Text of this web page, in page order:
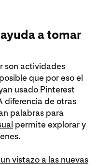
a tomar
son actividades
que por eso el
usado Pinterest
diferencia de otras
palabras para
permite explorar y
vistazo a las nuevas